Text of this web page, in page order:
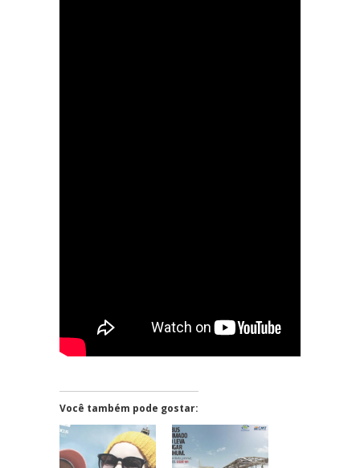
Você também pode gostar: